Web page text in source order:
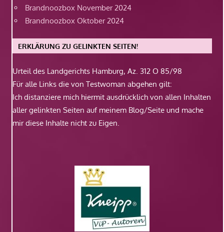
Brandnoozbox November 2024
Brandnoozbox Oktober 2024
ERKLÄRUNG ZU GELINKTEN SEITEN!
Urteil des Landgerichts Hamburg, Az. 312 O 85/98
Für alle Links die von Testwoman abgehen gilt:
Ich distanziere mich hiermit ausdrücklich von allen Inhalten
aller gelinkten Seiten auf meinem Blog/Seite und mache
mir diese Inhalte nicht zu Eigen.